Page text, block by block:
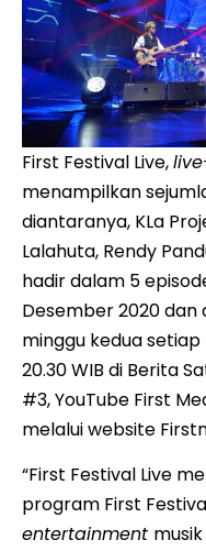
First Festival Live,
menampilkan
diantaranya, KLa
Lalahuta, Rendy
hadir dalam 5
Desember 2020
minggu kedua setiap
20.30 WIB di Berita
#3, YouTube First
melalui website
“First Festival Live
program First
entertainment